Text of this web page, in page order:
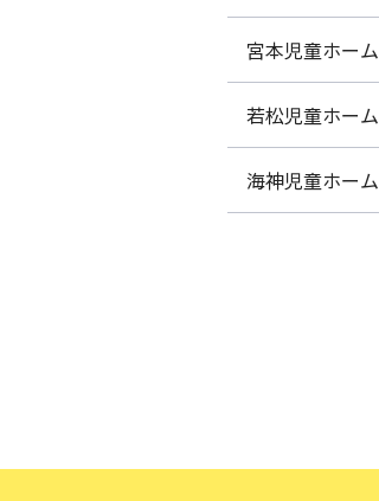
宮本児童ホーム
若松児童ホーム
海神児童ホーム